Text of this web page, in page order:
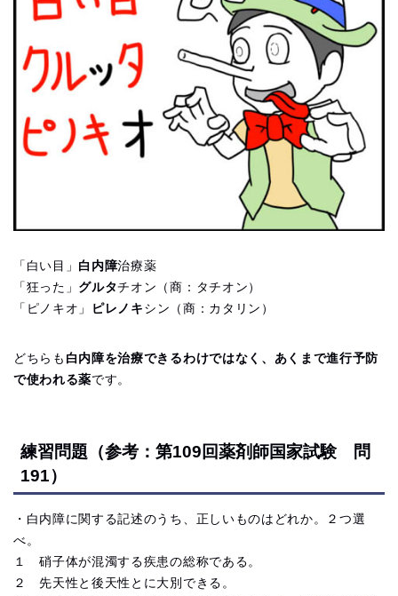
「白い目」 白内障治療薬
「狂った」 グルタチオン（商：タチオン）
「ピノキオ」
ピレノキ シン（商：カタリン）
どちらも 白内障を治療できるわけではなく、あくまで進行予防
で使われる薬です。
練習問題（参考：第109回薬剤師国家試験 問
191）
・白内障に関する記述のうち、正しいものはどれか。２つ選
べ。
１ 硝子体が混濁する疾患の総称である。
２ 先天性と後天性とに大別できる。